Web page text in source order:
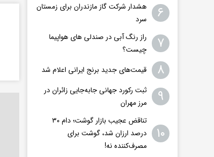
۶
هشدار شرکت گاز مازندران برای زمستان
سرد
۷
راز رنگ آبی در صندلی های هواپیما
چیست؟
۸ قیمت‌های جدید برنج ایرانی اعلام شد
۹
ثبت رکورد جهانی جابه‌جایی زائران در
مرز مهران
۱۰
تناقض عجیب بازار گوشت؛ دام ۳۰
درصد ارزان شد، گوشت برای
مصرف‌کننده نه!